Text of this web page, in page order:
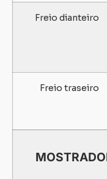
Freio dianteiro
Freio traseiro